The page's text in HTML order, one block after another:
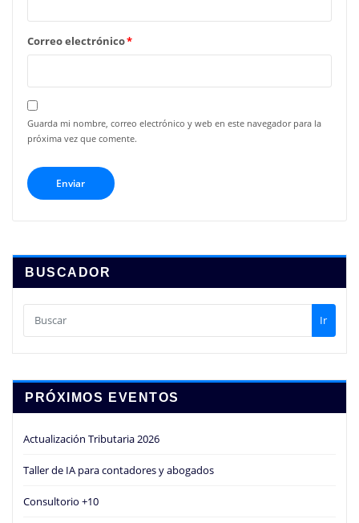
Correo electrónico*
Guarda mi nombre, correo electrónico y web en este navegador para la
próxima vez que comente.
BUSCADOR
Ir
PRÓXIMOS EVENTOS
Actualización Tributaria 2026
Taller de IA para contadores y abogados
Consultorio +10